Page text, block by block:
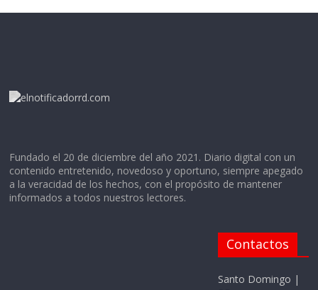
Fundado el 20 de diciembre del año 2021. Diario digital con un
contenido entretenido, novedoso y oportuno, siempre apegado
a la veracidad de los hechos, con el propósito de mantener
informados a todos nuestros lectores.
Contactos
Santo Domingo |